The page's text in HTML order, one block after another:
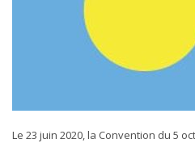
Le 23 juin 2020, la Convention du 5